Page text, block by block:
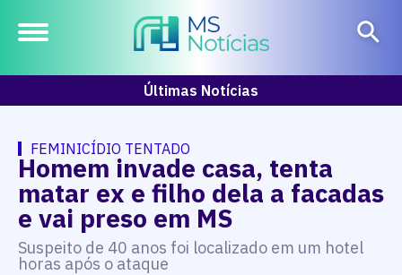
Últimas Notícias
FEMINICÍDIO TENTADO
Homem invade casa, tenta
matar ex e filho dela a facadas
e vai preso em MS
Suspeito de 40 anos foi localizado em um hotel
horas após o ataque